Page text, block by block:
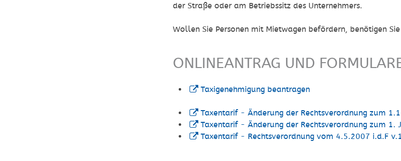
der Straße oder am Betriebssitz des Unternehmers.
Wollen Sie Personen mit Mietwagen befördern, benötigen
ONLINEANTRAG UND
Taxigenehmigung beantragen
Taxentarif - Änderung der Rechtsverordnung zum
Taxentarif - Änderung der Rechtsverordnung zum 1.
Taxentarif - Rechtsverordnung vom 4.5.2007 i.d.F